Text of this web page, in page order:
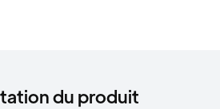
du produit